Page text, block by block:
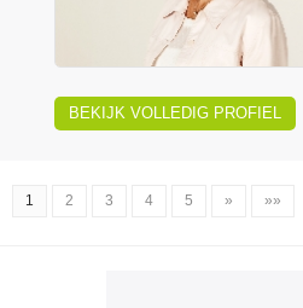
BEKIJK VOLLEDIG PROFIEL
1 2 3 4 5 » »»